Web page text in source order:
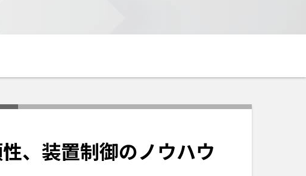
、装置制御のノウハウ